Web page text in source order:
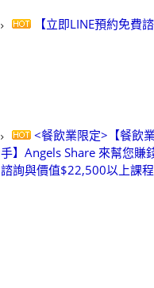
【立即LINE預約免費諮
<餐飲業限定>【餐飲
手】Angels Share 來幫您賺
諮詢與價值$22,500以上課